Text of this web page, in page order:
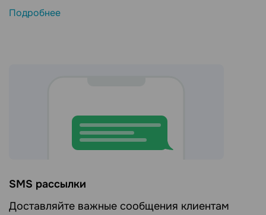
Подробнее
SMS рассылки
Доставляйте важные сообщения клиентам